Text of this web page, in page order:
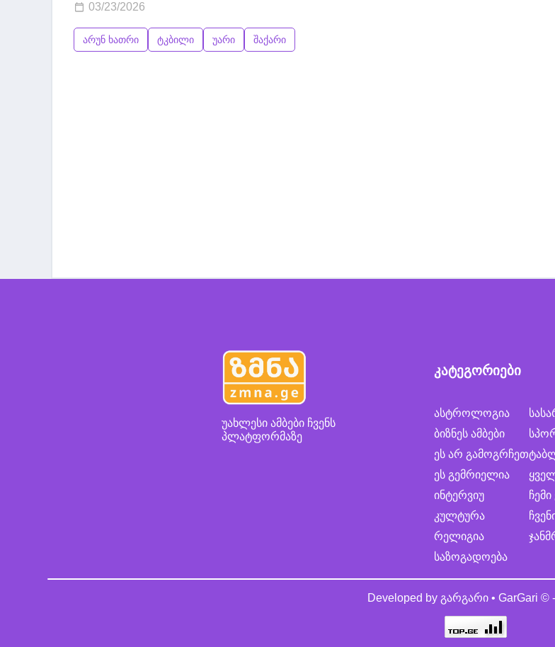
03/23/2026
არუნ ხათრი ტკბილი უარი შაქარი
უახლესი ამბები ჩვენს
პლატფორმაზე
კატეგორიები
ასტროლოგია
ბიზნეს ამბები
ეს არ გამოგრჩეთ
ეს გემრიელია
ინტერვიუ
კულტურა
რელიგია
საზოგადოება
Developed by გარგარი • GarGari ©